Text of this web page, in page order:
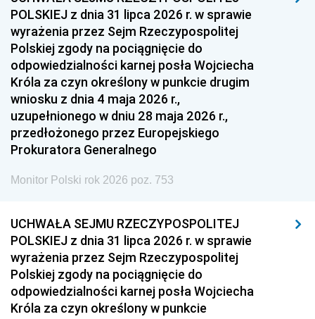
POLSKIEJ z dnia 31 lipca 2026 r. w sprawie
wyrażenia przez Sejm Rzeczypospolitej
Polskiej zgody na pociągnięcie do
odpowiedzialności karnej posła Wojciecha
Króla za czyn określony w punkcie drugim
wniosku z dnia 4 maja 2026 r.,
uzupełnionego w dniu 28 maja 2026 r.,
przedłożonego przez Europejskiego
Prokuratora Generalnego
Monitor Polski rok 2026 poz. 753
UCHWAŁA SEJMU RZECZYPOSPOLITEJ
POLSKIEJ z dnia 31 lipca 2026 r. w sprawie
wyrażenia przez Sejm Rzeczypospolitej
Polskiej zgody na pociągnięcie do
odpowiedzialności karnej posła Wojciecha
Króla za czyn określony w punkcie